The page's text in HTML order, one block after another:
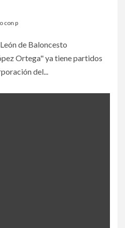
con p
de Baloncesto
Ortega" ya tiene partidos
del...